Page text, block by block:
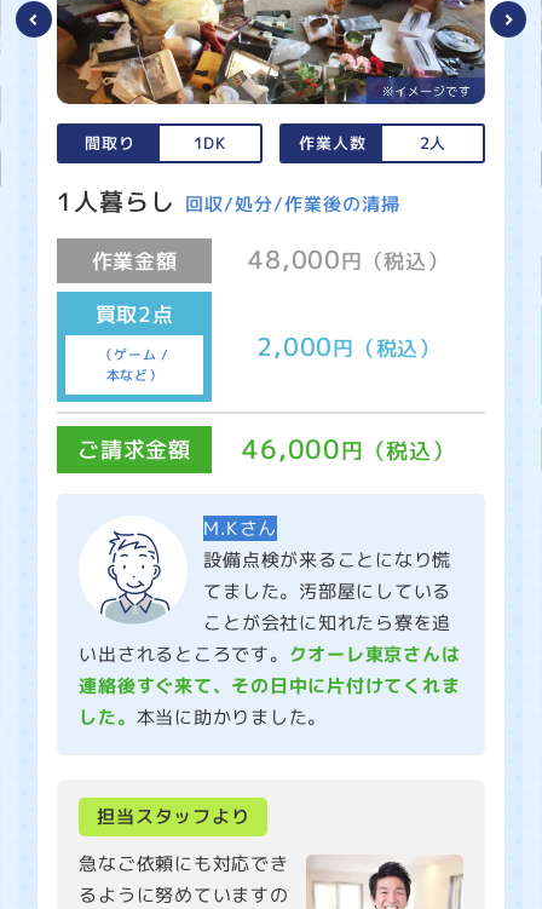
間取り 1DK 作業人数 2人
1人暮らし 回収/処分/作業後の清掃
作業金額 48,000円（税込）
買取2点
（ゲーム /
本など）
2,000円（税込）
ご請求金額 46,000円（税込）
M.Kさん
設備点検が来ることになり慌
てました。汚部屋にしている
ことが会社に知れたら寮を追
い出されるところです。 クオーレ東京さんは
連絡後すぐ来て、その日中に片付けてくれま
した。 本当に助かりました。
担当スタッフより
急なご依頼にも対応でき
るように努めていますの